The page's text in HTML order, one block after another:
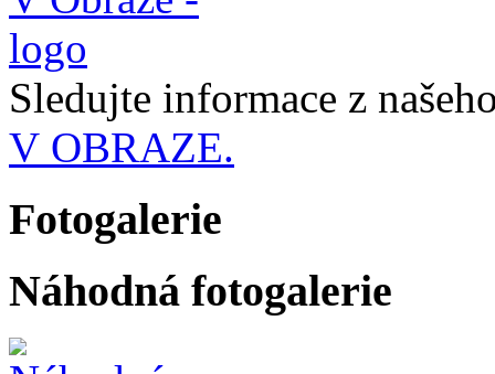
Sledujte informace z
V OBRAZE.
Fotogalerie
Náhodná fotogalerie